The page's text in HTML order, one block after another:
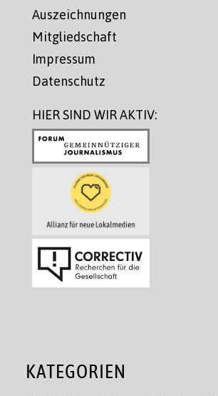
Auszeichnungen
Mitgliedschaft
Impressum
Datenschutz
HIER SIND WIR AKTIV:
KATEGORIEN